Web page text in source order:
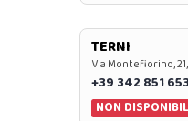
TERNI
Via Montefiorino,
+39 342 851
NON